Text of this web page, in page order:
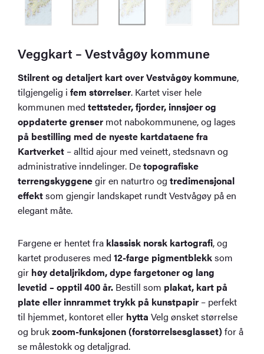
Veggkart – Vestvågøy kommune
Stilrent og detaljert kart over Vestvågøy kommune,
tilgjengelig ifem størrelser. Kartet viser hele
kommunen medtettsteder, fjorder, innsjøer og
oppdaterte grenser mot nabokommunene, og lages
på bestilling med de nyeste kartdataene fra
Kartverket – alltid ajour med veinett, stedsnavn og
administrative inndelinger. Detopografiske
terrengskyggenegir en naturtro ogtredimensjonal
effektsom gjengir landskapet rundt Vestvågøy på en
elegant måte.
Fargene er hentet fra klassisk norsk kartografi, og
kartet produseres med12-farge pigmentblekksom
gir høy detaljrikdom, dype fargetoner og lang
levetid – opptil 400 år. Bestill som plakat, kart på
plate eller innrammet trykk på kunstpapir – perfekt
til hjemmet, kontoret eller hytta Velg ønsket størrelse
og brukzoom-funksjonen (forstørrelsesglasset)for å
se målestokk og detaljgrad.